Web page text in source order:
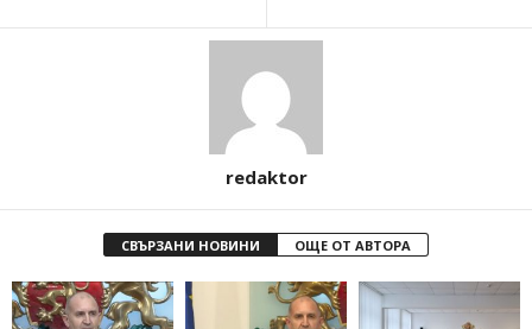
redaktor
СВЪРЗАНИ НОВИНИ ОЩЕ ОТ АВТОРА